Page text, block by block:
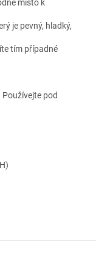
místo k
je pevný, hladký,
tím případné
pod